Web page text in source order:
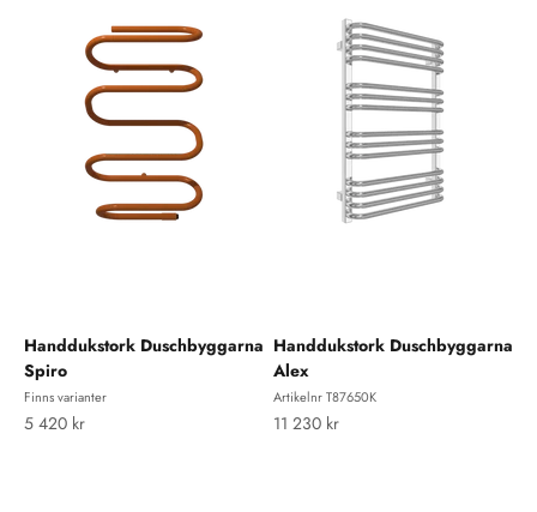
Handdukstork Duschbyggarna
Spiro
Finns varianter
REA-pris
5 420 kr
Handdukstork Duschbyggarna
Alex
Artikelnr T87650K
REA-pris
11 230 kr